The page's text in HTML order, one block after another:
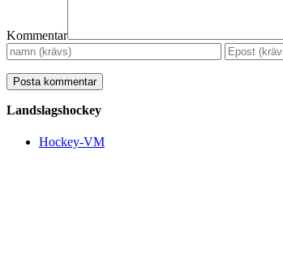
Kommentar
Landslagshockey
Hockey-VM